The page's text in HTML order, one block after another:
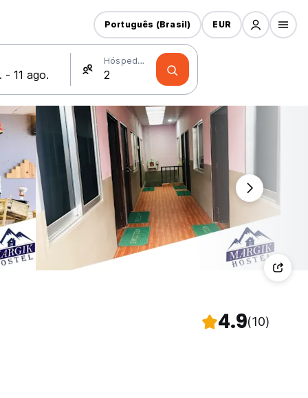
Hóspedes
Português (Brasil) EUR
4.9(10)